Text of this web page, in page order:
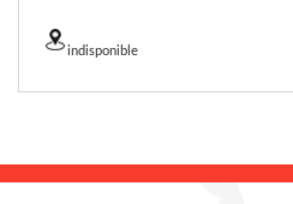
indisponible